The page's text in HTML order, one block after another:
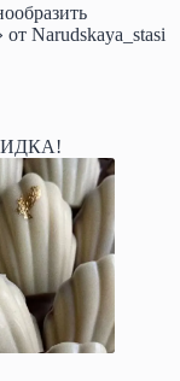
Narudskaya_stasi